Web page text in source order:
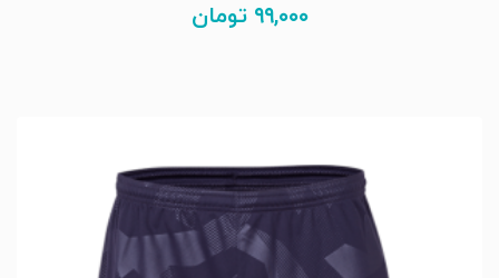
۹۹,۰۰۰ تومان